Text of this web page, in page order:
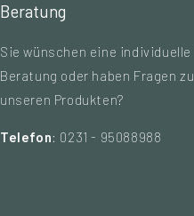
Beratung
Sie wünschen eine individuelle
Beratung oder haben Fragen zu
unseren Produkten?
Telefon: 0231 - 95088988